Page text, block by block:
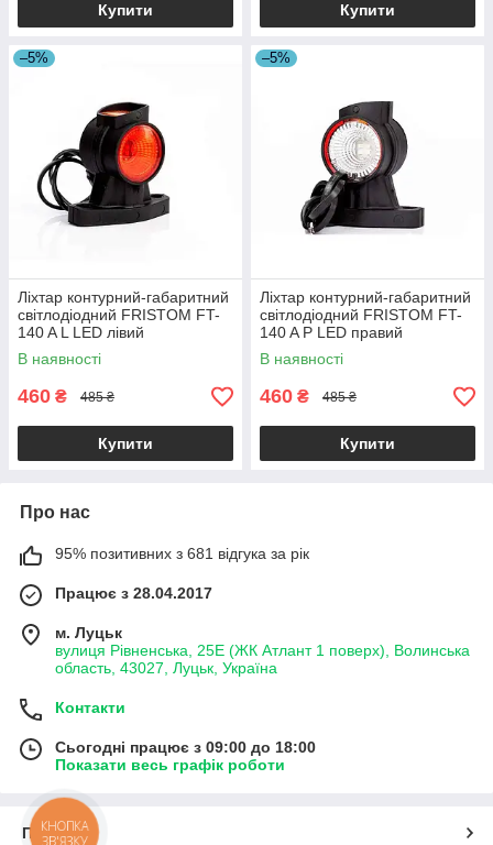
Купити Купити
–5%
Ліхтар контурний-габаритний
світлодіодний FRISTOM FT-
140 A L LED лівий
В наявності
460 ₴ 485 ₴
Купити
–5%
Ліхтар контурний-габаритний
світлодіодний FRISTOM FT-
140 A P LED правий
В наявності
460 ₴ 485 ₴
Купити
Про нас
95% позитивних з 681 відгука за рік
Працює з 28.04.2017
м. Луцьк
вулиця Рівненська, 25Е (ЖК Атлант 1 поверх), Волинська
область, 43027, Луцьк, Україна
Контакти
Сьогодні працює з 09:00 до 18:00
Показати весь графік роботи
Про нас
КНОПКА
ЗВ'ЯЗКУ